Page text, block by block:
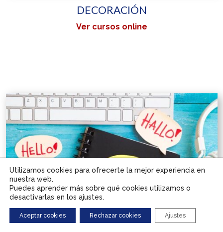
DECORACIÓN
Ver cursos online
Utilizamos cookies para ofrecerte la mejor experiencia en
nuestra web.
Puedes aprender más sobre qué cookies utilizamos o
desactivarlas en los ajustes.
Aceptar cookies Rechazar cookies Ajustes